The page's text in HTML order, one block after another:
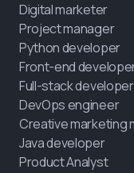
Digital marketer
Project manager
Python developer
Front-end
Full-stack developer
DevOps engineer
Creative marketing
Java developer
Product Analyst